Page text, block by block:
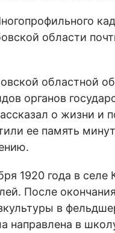
области
областной
органов
о жизни и
ее память
1920 года в селе
После
в
направлена в